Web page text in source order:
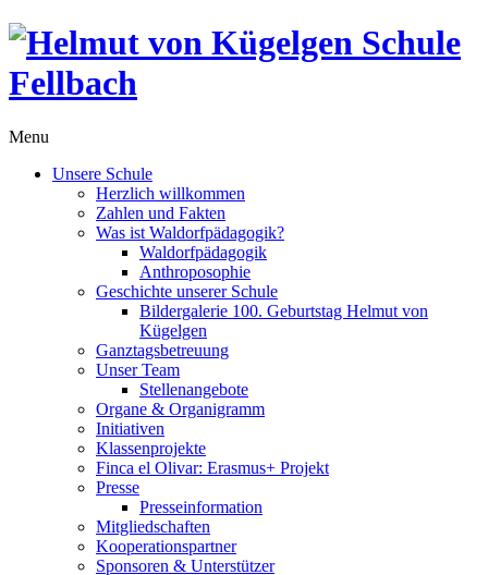
Menu
Unsere Schule
Herzlich willkommen
Zahlen und Fakten
Was ist Waldorfpädagogik?
Waldorfpädagogik
Anthroposophie
Geschichte unserer Schule
Bildergalerie 100. Geburtstag Helmut von
Kügelgen
Ganztagsbetreuung
Unser Team
Stellenangebote
Organe & Organigramm
Initiativen
Klassenprojekte
Finca el Olivar: Erasmus+ Projekt
Presse
Presseinformation
Mitgliedschaften
Kooperationspartner
Sponsoren & Unterstützer